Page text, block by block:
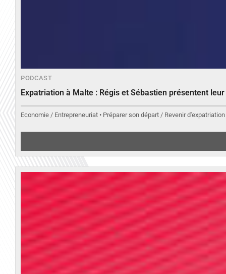
PODCAST
Expatriation à Malte : Régis et Sébastien présentent
Economie / Entrepreneuriat • Préparer son départ / Revenir d'expatriation